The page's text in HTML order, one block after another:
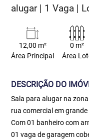
alugar | 1 Vaga |
12,00 m²
Área Principal
0 m²
Área
DESCRIÇÃO DO
Sala para alugar na
rua comercial em
Com 01 banheiro com
01 vaga de garagem